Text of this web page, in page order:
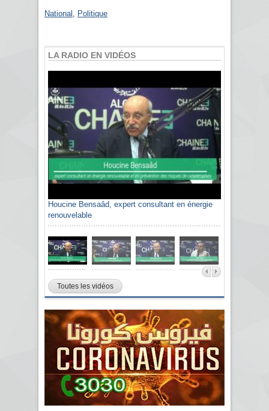
National Politique
LA RADIO EN VIDÉOS
Houcine Bensaâd, expert consultant en énergie
renouvelable
Toutes les vidéos